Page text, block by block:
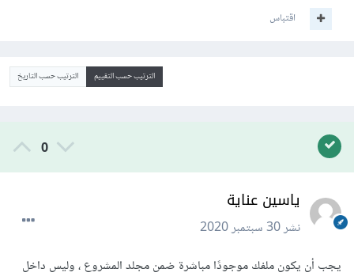
اقتباس
الترتيب حسب التقييم الترتيب حسب التاريخ
0
ياسين عناية
نشر30 سبتمبر 2020
يجب أن يكون ملفك موجودًا مباشرة ضمن مجلد المشروع ، وليس داخل